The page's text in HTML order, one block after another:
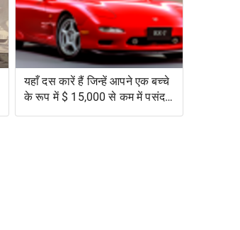
यहाँ दस कारें हैं जिन्हें आपने एक बच्चे
के रूप में $ 15,000 से कम में पसंद
किया था